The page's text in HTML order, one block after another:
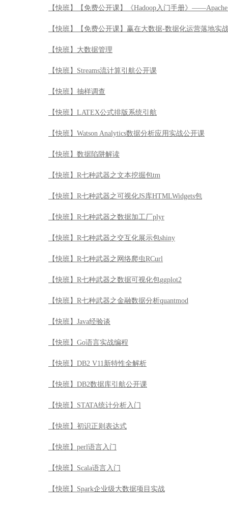
【快班】【免费公开课】《Hadoop入门手册》
【快班】【免费公开课】赢在大数据-数据化运营落地实
【快班】大数据管理
【快班】Streams流计算引航公开课
【快班】抽样调查
【快班】LATEX公式排版系统引航
【快班】Watson Analytics数据分析应用实战公开课
【快班】数据陷阱解读
【快班】R七种武器之文本挖掘包tm
【快班】R七种武器之可视化JS库HTMLWidgets包
【快班】R七种武器之数据加工厂plyr
【快班】R七种武器之交互化展示包shiny
【快班】R七种武器之网络爬虫RCurl
【快班】R七种武器之数据可视化包ggplot2
【快班】R七种武器之金融数据分析quantmod
【快班】Java经验谈
【快班】Go语言实战编程
【快班】DB2 V11新特性全解析
【快班】DB2数据库引航公开课
【快班】STATA统计分析入门
【快班】初识正则表达式
【快班】perl语言入门
【快班】Scala语言入门
【快班】Spark企业级大数据项目实战